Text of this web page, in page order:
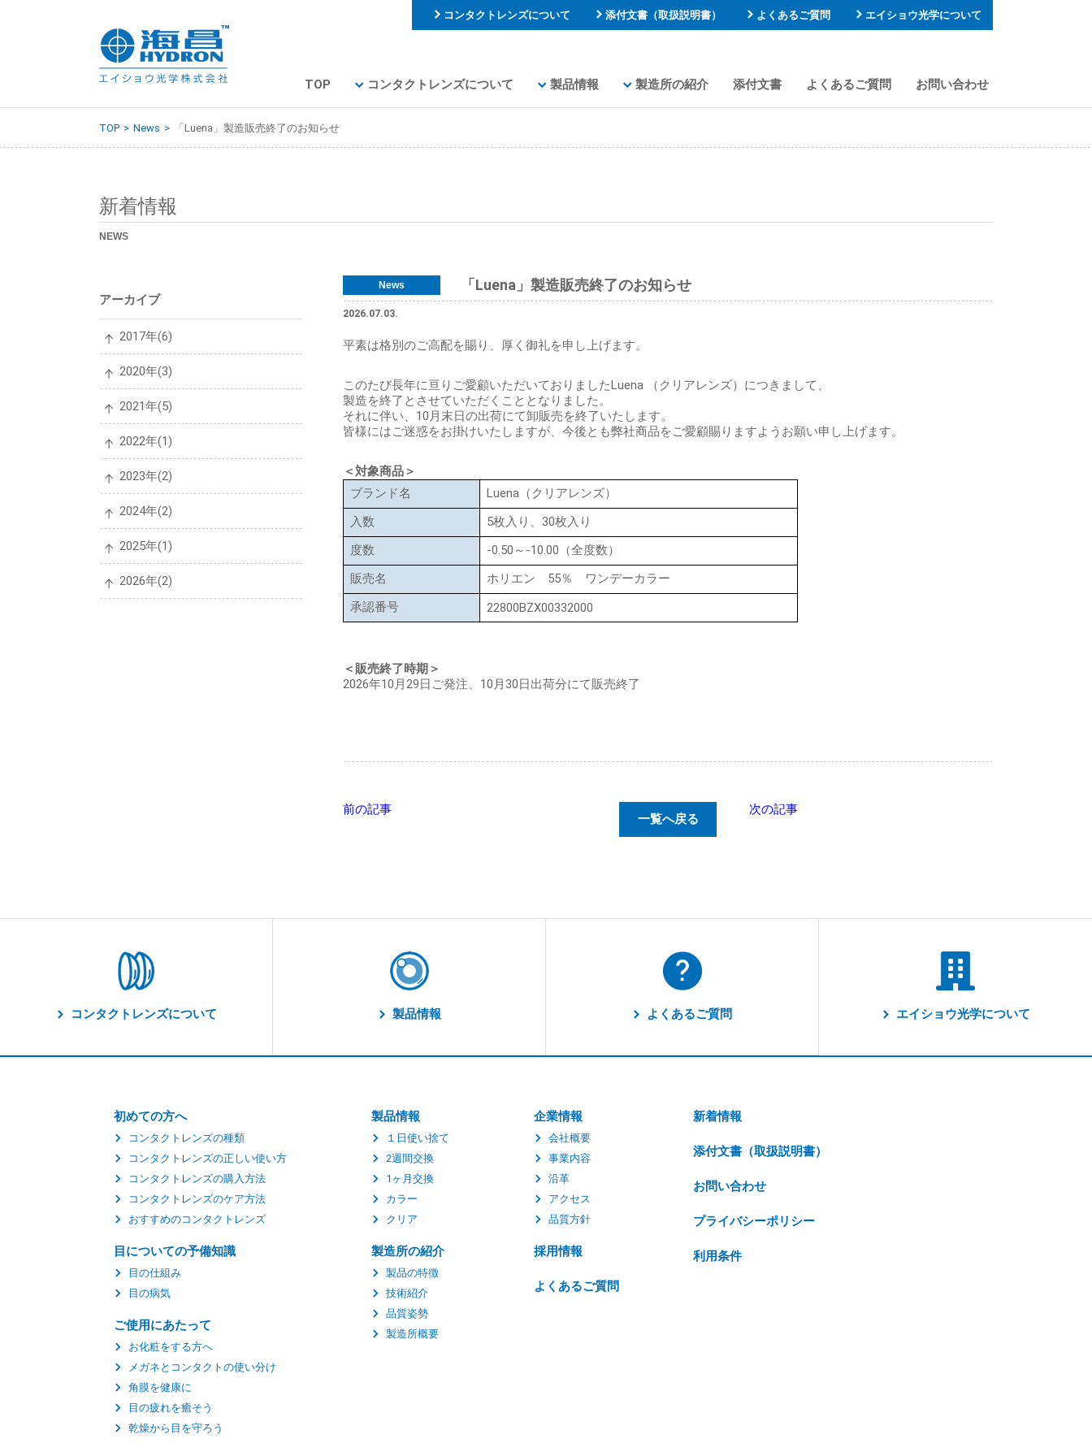
TOP コンタクトレンズについて 製品情報 製造所の紹介 添付文書 よくあるご質問 お問い合わせ
コンタクトレンズについて 添付文書（取扱説明書） よくあるご質問 エイショウ光学について
TOP News 「Luena」製造販売終了のお知らせ
新着情報
NEWS
News 「Luena」製造販売終了のお知らせ
2026.07.03.
平素は格別のご高配を賜り、厚く御礼を申し上げます。
このたび長年に亘りご愛顧いただいておりましたLuena （クリアレンズ）につきまして、
製造を終了とさせていただくこととなりました。
それに伴い、10月末日の出荷にて卸販売を終了いたします。
皆様にはご迷惑をお掛けいたしますが、今後とも弊社商品をご愛顧賜りますようお願い申し上げます。
＜対象商品＞
ブランド名
Luena（クリアレンズ）
入数
5枚入り、30枚入り
度数
-0.50～-10.00（全度数）
販売名
ホリエン 55％ ワンデーカラー
承認番号
22800BZX00332000
＜販売終了時期＞
2026年10月29日ご発注、10月30日出荷分にて販売終了
前の記事 次の記事
一覧へ戻る
アーカイブ
2017年(6)
2020年(3)
2021年(5)
2022年(1)
2023年(2)
2024年(2)
2025年(1)
2026年(2)
コンタクトレンズについて 製品情報 よくあるご質問 エイショウ光学について
初めての方へ
コンタクトレンズの種類
コンタクトレンズの正しい使い方
コンタクトレンズの購入方法
コンタクトレンズのケア方法
おすすめのコンタクトレンズ
目についての予備知識
目の仕組み
目の病気
ご使用にあたって
お化粧をする方へ
メガネとコンタクトの使い分け
角膜を健康に
目の疲れを癒そう
乾燥から目を守ろう
製品情報
１日使い捨て
2週間交換
1ヶ月交換
カラー
クリア
製造所の紹介
製品の特徴
技術紹介
品質姿勢
製造所概要
企業情報
会社概要
事業内容
沿革
アクセス
品質方針
採用情報
よくあるご質問
新着情報
添付文書（取扱説明書）
お問い合わせ
プライバシーポリシー
利用条件